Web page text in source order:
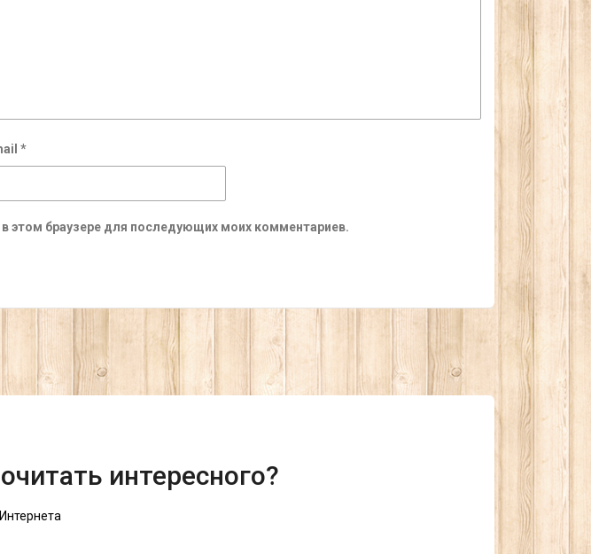
*
этом браузере для последующих моих комментариев.
интересного?